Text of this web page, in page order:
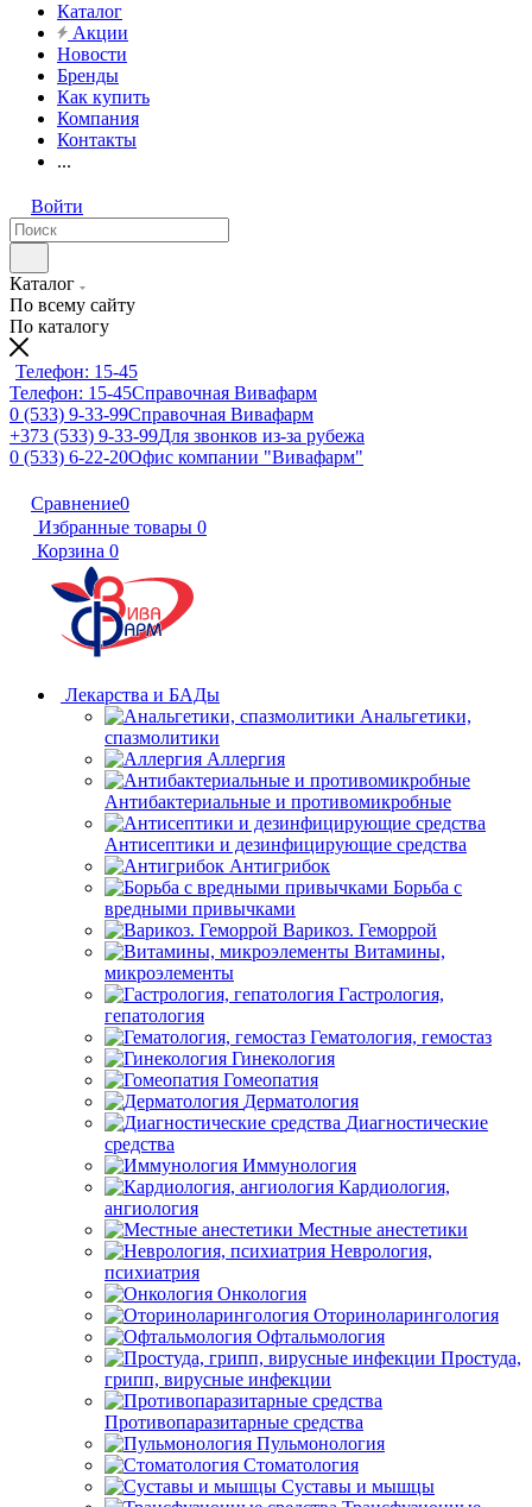
Каталог
Акции
Новости
Бренды
Как купить
Компания
Контакты
...
Войти
Каталог
По всему сайту
По каталогу
Телефон: 15-45
Телефон: 15-45Справочная Вивафарм
0 (533) 9-33-99Справочная Вивафарм
+373 (533) 9-33-99Для звонков из-за рубежа
0 (533) 6-22-20Офис компании "Вивафарм"
Сравнение0
Избранные товары 0
Корзина 0
Лекарства и БАДы
Анальгетики,
спазмолитики
Аллергия
Антибактериальные и противомикробные
Антисептики и дезинфицирующие средства
Антигрибок
Борьба с
вредными привычками
Варикоз. Геморрой
Витамины,
микроэлементы
Гастрология,
гепатология
Гематология, гемостаз
Гинекология
Гомеопатия
Дерматология
Диагностические
средства
Иммунология
Кардиология,
ангиология
Местные анестетики
Неврология,
психиатрия
Онкология
Оториноларингология
Офтальмология
Простуда,
грипп, вирусные инфекции
Противопаразитарные средства
Пульмонология
Стоматология
Суставы и мышцы